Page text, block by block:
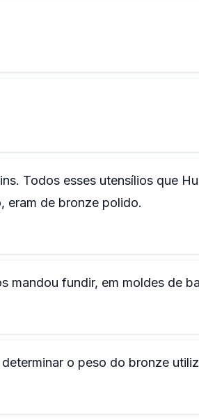
Todos esses utensílios que
eram de bronze polido.
mandou fundir, em moldes de
o peso do bronze